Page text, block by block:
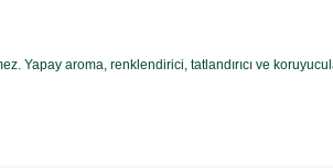
aroma, renklendirici, tatlandırıcı ve